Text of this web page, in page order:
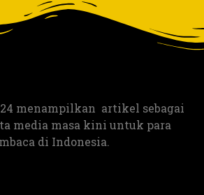
menampilkan artikel sebagai
media masa kini untuk para
di Indonesia.